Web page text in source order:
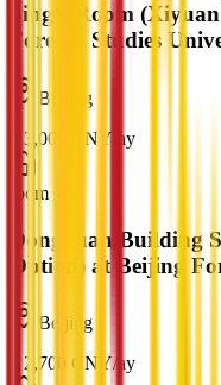
Single Room
Foreign Studies
Beijing
3,000 CNY ay
room
Dongyuan Building
Option) at Beijing
Beijing
2,700 CNY/ ay